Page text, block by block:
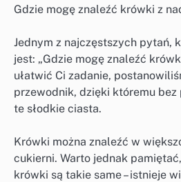
Gdzie mogę znaleźć krówki z
Jednym z najczęstszych pytań,
jest: „Gdzie mogę znaleźć
ułatwić Ci zadanie,
przewodnik, dzięki któremu
te słodkie ciasta.
Krówki można znaleźć w
cukierni. Warto jednak
krówki są takie same – istnieje